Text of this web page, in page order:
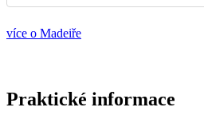
více o Madeiře
Praktické informace